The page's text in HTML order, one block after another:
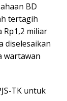
BD
tertagih
Rp1,2 miliar
diselesaikan
wartawan
TK untuk